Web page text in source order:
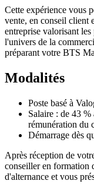
Cette expérience vous
vente, en conseil client
entreprise valorisant
l'univers de la
préparant votre BTS
Modalités
Poste basé à
Salaire : de 43
rémunération du
Démarrage dès
Après réception de
conseiller en formation
d'alternance et vous